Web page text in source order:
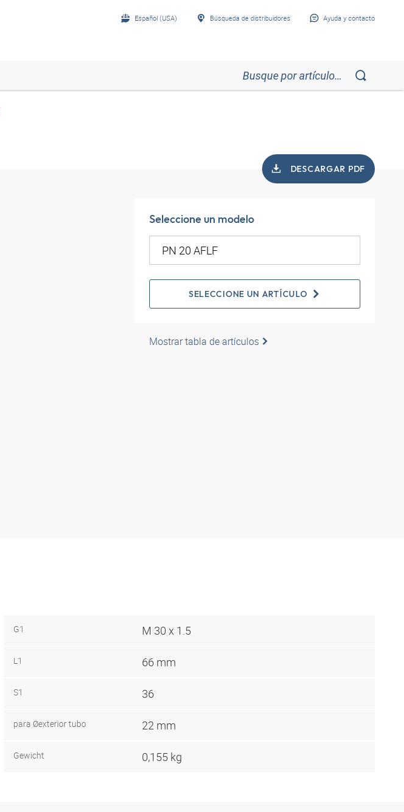
Español (USA) Búsqueda de distribuidores Ayuda y contacto
DESCARGAR PDF
Seleccione un modelo
SELECCIONE UN ARTÍCULO
Mostrar tabla de artículos
G1 M 30 x 1.5
L1 66 mm
S1 36
para Øexterior tubo 22 mm
Gewicht 0,155 kg